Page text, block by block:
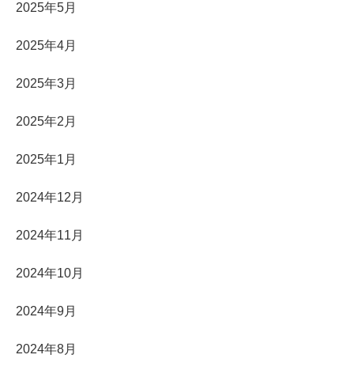
2025年5月
2025年4月
2025年3月
2025年2月
2025年1月
2024年12月
2024年11月
2024年10月
2024年9月
2024年8月